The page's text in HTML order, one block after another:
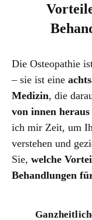
Die Osteopathie
– sie ist eine
Medizin, die
von innen
ich mir Zeit, um
verstehen und
Sie, welche
Behandlungen